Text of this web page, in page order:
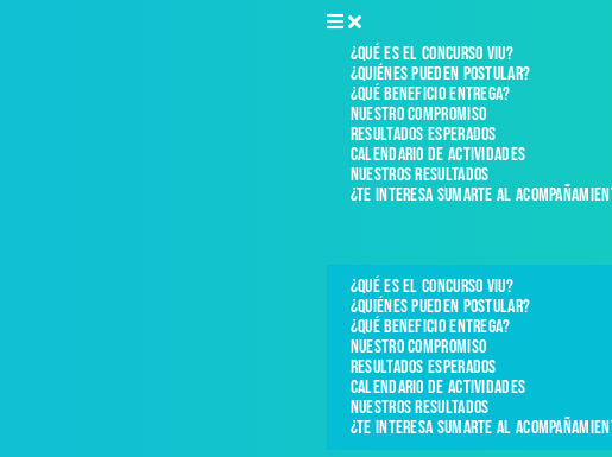
¿Qué es el concurso VIU?
¿Quiénes pueden postular?
¿Qué beneficio entrega?
Nuestro compromiso
Resultados esperados
Calendario de actividades
Nuestros resultados
¿Te interesa sumarte al
¿Qué es el concurso VIU?
¿Quiénes pueden postular?
¿Qué beneficio entrega?
Nuestro compromiso
Resultados esperados
Calendario de actividades
Nuestros resultados
¿Te interesa sumarte al